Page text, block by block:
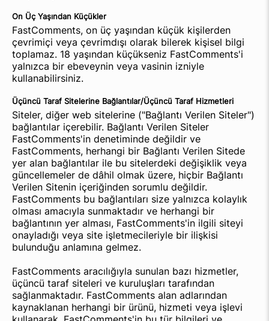
On Üç Yaşından Küçükler
FastComments, on üç yaşından küçük kişilerden
çevrimiçi veya çevrimdışı olarak bilerek kişisel bilgi
toplamaz. 18 yaşından küçükseniz FastComments'i
yalnızca bir ebeveynin veya vasinin izniyle
kullanabilirsiniz.
Üçüncü Taraf Sitelerine Bağlantılar/Üçüncü Taraf Hizmetleri
Siteler, diğer web sitelerine ("Bağlantı Verilen Siteler")
bağlantılar içerebilir. Bağlantı Verilen Siteler
FastComments'in denetiminde değildir ve
FastComments, herhangi bir Bağlantı Verilen Sitede
yer alan bağlantılar ile bu sitelerdeki değişiklik veya
güncellemeler de dâhil olmak üzere, hiçbir Bağlantı
Verilen Sitenin içeriğinden sorumlu değildir.
FastComments bu bağlantıları size yalnızca kolaylık
olması amacıyla sunmaktadır ve herhangi bir
bağlantının yer alması, FastComments'in ilgili siteyi
onayladığı veya site işletmecileriyle bir ilişkisi
bulunduğu anlamına gelmez.
FastComments aracılığıyla sunulan bazı hizmetler,
üçüncü taraf siteleri ve kuruluşları tarafından
sağlanmaktadır. FastComments alan adlarından
kaynaklanan herhangi bir ürünü, hizmeti veya işlevi